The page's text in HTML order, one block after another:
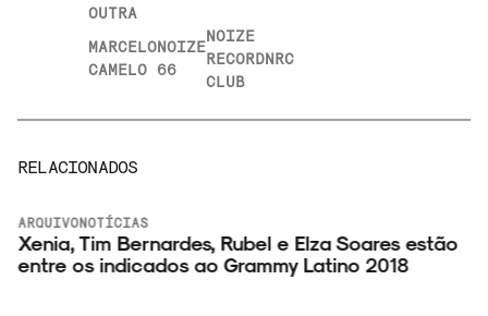
OUTRA
MARCELO
CAMELO
NOIZE
66
NOIZE
RECORD
CLUB
NRC
RELACIONADOS
ARQUIVONOTÍCIAS
Xenia, Tim Bernardes, Rubel e Elza Soares estão
entre os indicados ao Grammy Latino 2018